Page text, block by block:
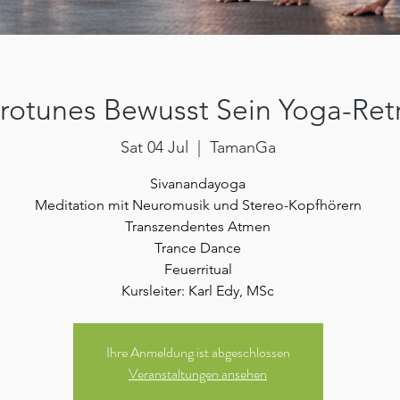
Bewusst Sein Yoga-
Sat 04 Jul TamanGa
Sivanandayoga
Meditation mit Neuromusik und Stereo-Kopfhörern
Transzendentes Atmen
Trance Dance
Feuerritual
Kursleiter: Karl Edy, MSc
Ihre Anmeldung ist abgeschlossen
Veranstaltungen ansehen